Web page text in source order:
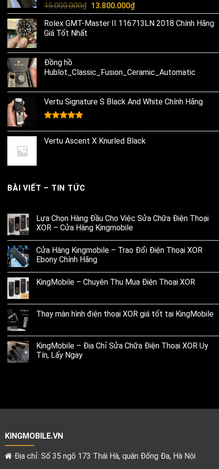
15.000.000₫ Original
price
was:
13.800.000₫Current
price
is:
Rolex GMT-Master II 116713LN 2018 Chính Hãng
Giá Tốt Nhất
Đồng hồ
Hublot_Classic_Fusion_Ceramic_Automatic
Vertu Signature S Black And White Chính Hãng
Vertu Ascent X Knurled Black
BÀI VIẾT – TIN TỨC
Lựa Chọn Hàng Đầu Cho Việc Sửa Chữa Điện Thoại
XOR – Cửa Hàng Kingmobile
Cửa Hàng Kingmobile – Trao Đổi Điện Thoại XOR
Ebony Chính Hãng
KingMobile – Chuyên Thu Mua Điện Thoại XOR
Thay màn hình điện thoại XOR giá tốt tại KingMobile
KingMobile – Địa Chỉ Sửa Chữa Điện Thoại XOR Uy
Tín, Lấy Ngay
KINGMOBILE.VN
Địa chỉ: Số 35 ngõ 173 Thái Hà, quận Đống Đa, Hà Nội